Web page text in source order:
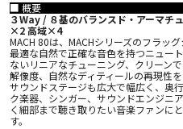
■ 概要
３Way / ８基のバランスド・アーマ
×2 高域×4
MACH 80は、MACHシリーズのフラッ
最適な自然で正確な音色を持つニュー
ないリニアなチューニング、クリーン
解像度、自然なディティールの再現性を
サウンドステージも広大で幅広く、奥
ク楽器、シンガー、サウンドエンジニ
く細部まで聴き取りたい音楽ファンに
す。